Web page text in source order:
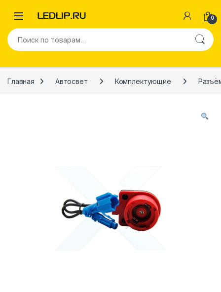
0
Искать:
Главная Автосвет Комплектующие